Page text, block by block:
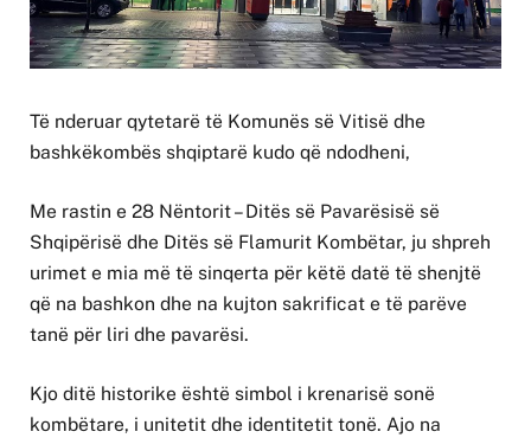
Të nderuar qytetarë të Komunës së Vitisë dhe
bashkëkombës shqiptarë kudo që ndodheni,
Me rastin e 28 Nëntorit – Ditës së Pavarësisë së
Shqipërisë dhe Ditës së Flamurit Kombëtar, ju shpreh
urimet e mia më të sinqerta për këtë datë të shenjtë
që na bashkon dhe na kujton sakrificat e të parëve
tanë për liri dhe pavarësi.
Kjo ditë historike është simbol i krenarisë sonë
kombëtare, i unitetit dhe identitetit tonë. Ajo na